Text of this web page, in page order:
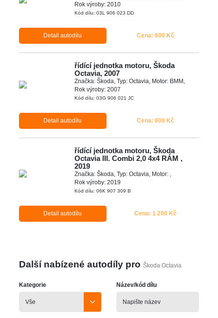
Rok výroby: 2010
Kód dílu: 03L 906 023 DD
Detail autodílu Cena: 600 Kč
řídící jednotka motoru, Škoda
Octavia, 2007
Značka: Škoda, Typ: Octavia, Motor: BMM,
Rok výroby: 2007
Kód dílu: 03G 906 021 JC
Detail autodílu Cena: 800 Kč
řídící jednotka motoru, Škoda
Octavia III. Combi 2,0 4x4 RÁM ,
2019
Značka: Škoda, Typ: Octavia, Motor: ,
Rok výroby: 2019
Kód dílu: 06K 907 309 B
Detail autodílu Cena: 1 200 Kč
Další nabízené autodíly pro Škoda Octavia
Kategorie Název/kód dílu